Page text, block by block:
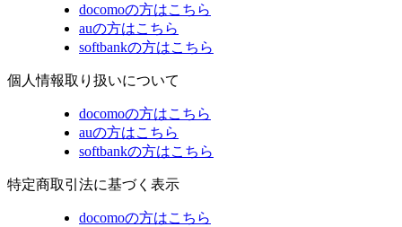
docomoの方はこちら
auの方はこちら
softbankの方はこちら
個人情報取り扱いについて
docomoの方はこちら
auの方はこちら
softbankの方はこちら
特定商取引法に基づく表示
docomoの方はこちら